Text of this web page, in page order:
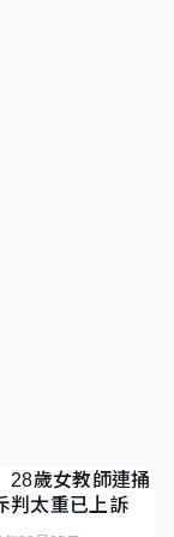
歲女教師連捅
太重已上訴